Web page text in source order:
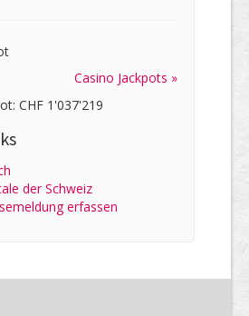
Casino Jackpots »
CHF 1'037'219
der Schweiz
erfassen